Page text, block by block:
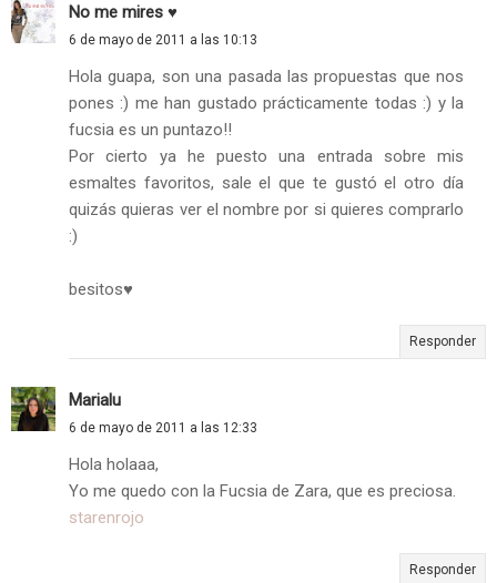
No me mires ♥
6 de mayo de 2011 a las 10:13
Hola guapa, son una pasada las propuestas que nos
pones :) me han gustado prácticamente todas :) y la
fucsia es un puntazo!!
Por cierto ya he puesto una entrada sobre mis
esmaltes favoritos, sale el que te gustó el otro día
quizás quieras ver el nombre por si quieres comprarlo
:)
besitos♥
Responder
Marialu
6 de mayo de 2011 a las 12:33
Hola holaaa,
Yo me quedo con la Fucsia de Zara, que es preciosa.
starenrojo
Responder